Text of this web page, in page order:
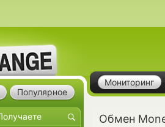
Мониторинг
Обмен
Популярное